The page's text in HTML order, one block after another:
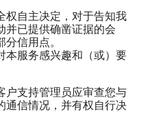
权自主决定，对于告知我
并已提供确凿证据的会
信用点。
本服务感兴趣和（或）要
户支持管理员应审查您与
通信情况，并有权自行决